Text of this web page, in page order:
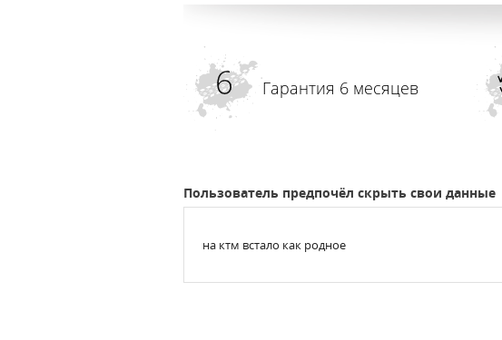
Гарантия 6 месяцев
Пользователь предпочёл скрыть свои данные
на ктм встало как родное